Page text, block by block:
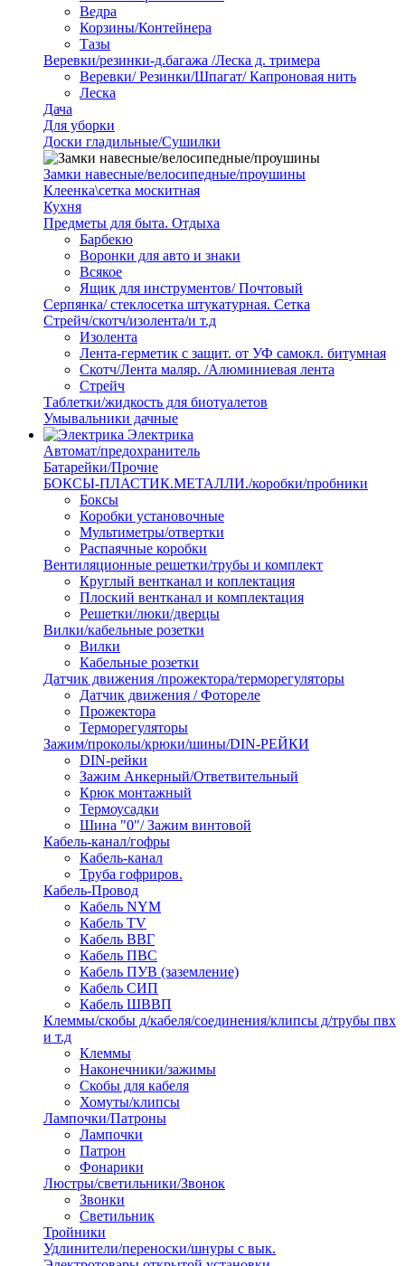
Ведра
Корзины/Контейнера
Тазы
Веревки/резинки-д.багажа /Леска д. тримера
Веревки/ Резинки/Шпагат/ Капроновая нить
Леска
Дача
Для уборки
Доски гладильные/Сушилки
Замки навесные/велосипедные/проушины
Клеенка\сетка москитная
Кухня
Предметы для быта. Отдыха
Барбекю
Воронки для авто и знаки
Всякое
Ящик для инструментов/ Почтовый
Серпянка/ стеклосетка штукатурная. Сетка
Стрейч/скотч/изолента/и т.д
Изолента
Лента-герметик с защит. от УФ самокл. битумная
Скотч/Лента маляр. /Алюминиевая лента
Стрейч
Таблетки/жидкость для биотуалетов
Умывальники дачные
Электрика
Автомат/предохранитель
Батарейки/Прочие
БОКСЫ-ПЛАСТИК.МЕТАЛЛИ./коробки/пробники
Боксы
Коробки установочные
Мультиметры/отвертки
Распаячные коробки
Вентиляционные решетки/трубы и комплект
Круглый вентканал и коплектация
Плоский вентканал и комплектация
Решетки/люки/дверцы
Вилки/кабельные розетки
Вилки
Кабельные розетки
Датчик движения /прожектора/терморегуляторы
Датчик движения / Фотореле
Прожектора
Терморегуляторы
Зажим/проколы/крюки/шины/DIN-РЕЙКИ
DIN-рейки
Зажим Анкерный/Ответвительный
Крюк монтажный
Термоусадки
Шина "0"/ Зажим винтовой
Кабель-канал/гофры
Кабель-канал
Труба гофриров.
Кабель-Провод
Кабель NYM
Кабель TV
Кабель ВВГ
Кабель ПВС
Кабель ПУВ (заземление)
Кабель СИП
Кабель ШВВП
Клеммы/скобы д/кабеля/соединения/клипсы д/трубы пвх
и т.д
Клеммы
Наконечники/зажимы
Скобы для кабеля
Хомуты/клипсы
Лампочки/Патроны
Лампочки
Патрон
Фонарики
Люстры/светильники/Звонок
Звонки
Светильник
Тройники
Удлинители/переноски/шнуры с вык.